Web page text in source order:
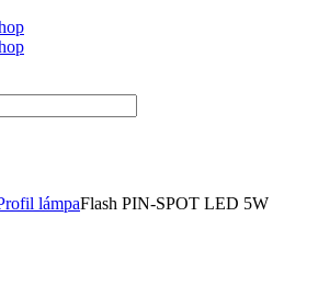
lámpaFlash PIN-SPOT LED 5W